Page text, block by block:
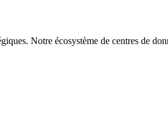
Notre écosystème de centres de